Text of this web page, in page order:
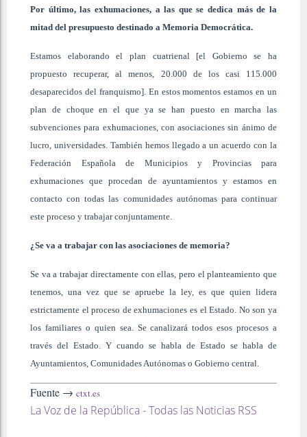
Por último, las exhumaciones, a las que se dedica más de la
mitad del presupuesto destinado a Memoria Democrática.
Estamos elaborando el plan cuatrienal [el Gobierno se ha
propuesto recuperar, al menos, 20.000 de los casi 115.000
desaparecidos del franquismo]. En estos momentos estamos en un
plan de choque en el que ya se han puesto en marcha las
subvenciones para exhumaciones, con asociaciones sin ánimo de
lucro, universidades. También hemos llegado a un acuerdo con la
Federación Española de Municipios y Provincias para
exhumaciones que procedan de ayuntamientos y estamos en
contacto con todas las comunidades autónomas para continuar
este proceso y trabajar conjuntamente.
¿Se va a trabajar con las asociaciones de memoria?
Se va a trabajar directamente con ellas, pero el planteamiento que
tenemos, una vez que se apruebe la ley, es que quien lidera
estrictamente el proceso de exhumaciones es el Estado. No son ya
los familiares o quien sea. Se canalizará todos esos procesos a
través del Estado. Y cuando se habla de Estado se habla de
Ayuntamientos, Comunidades Autónomas o Gobierno central.
Fuente → ctxt.es
La Voz de la República - Todas las Noticias RSS